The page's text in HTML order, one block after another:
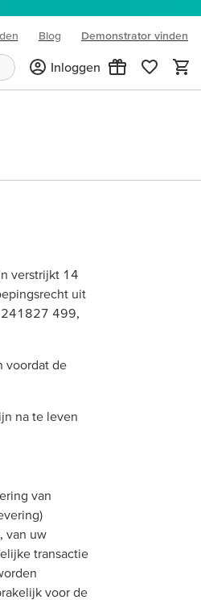
Blog
(opens in new tab)
Demonstrator vinden
Inloggen
verstrijkt 14
uit
241827 499,
voordat de
na te leven
van
van uw
transactie
voor de